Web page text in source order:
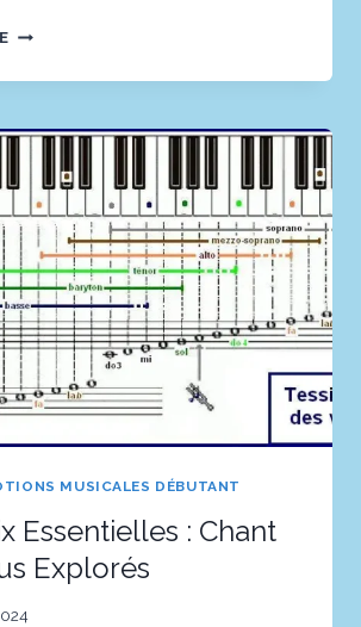
LA
MUSICALE:
TECHNIQUES
POUR
MAÎTRISER
MUSICALES DÉBUTANT
Essentielles : Chant
Explorés